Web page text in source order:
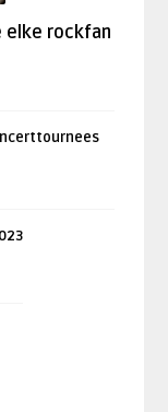
elke rockfan